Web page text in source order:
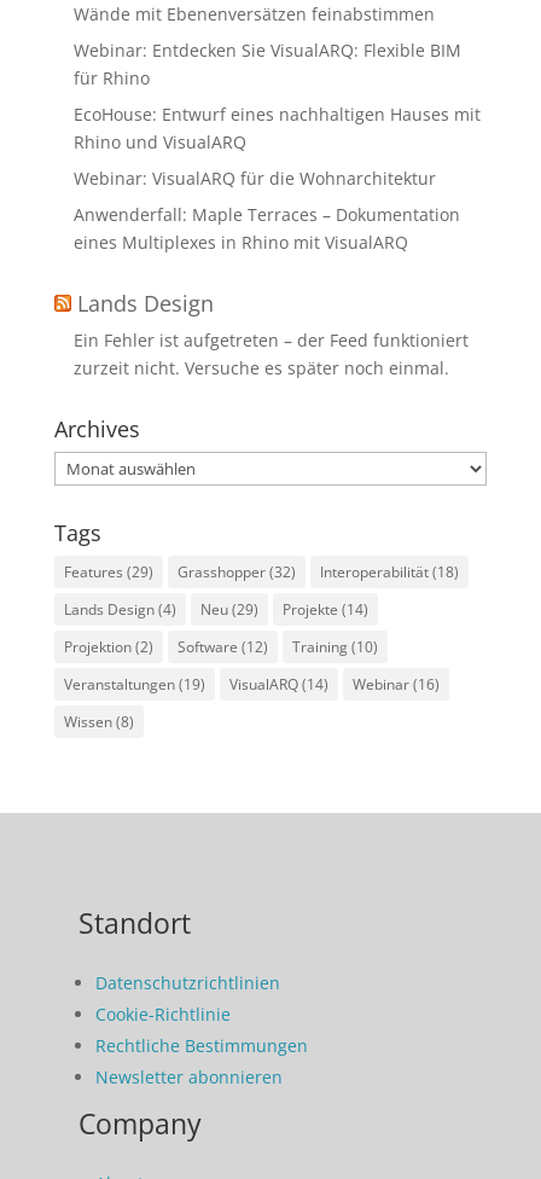
Wände mit Ebenenversätzen feinabstimmen
Webinar: Entdecken Sie VisualARQ: Flexible BIM
für Rhino
EcoHouse: Entwurf eines nachhaltigen Hauses mit
Rhino und VisualARQ
Webinar: VisualARQ für die Wohnarchitektur
Anwenderfall: Maple Terraces – Dokumentation
eines Multiplexes in Rhino mit VisualARQ
Lands Design
Ein Fehler ist aufgetreten – der Feed funktioniert
zurzeit nicht. Versuche es später noch einmal.
Archives
Archives
Tags
Features (29) Grasshopper(32) Interoperabilität(18)
Lands Design(4) Neu(29) Projekte (14)
Projektion(2) Software (12) Training(10)
Veranstaltungen(19) VisualARQ(14) Webinar(16)
Wissen(8)
Standort
Datenschutzrichtlinien
Cookie-Richtlinie
Rechtliche Bestimmungen
Newsletter abonnieren
Company